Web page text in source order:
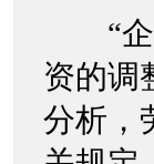
“企
资的调
分析，